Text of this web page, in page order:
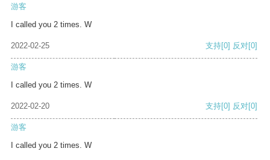
游客
I called you 2 times. W
2022-02-25 支持[0] 反对[0]
游客
I called you 2 times. W
2022-02-20 支持[0] 反对[0]
游客
I called you 2 times. W